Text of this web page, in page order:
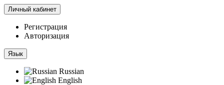
Личный кабинет
Регистрация
Авторизация
Язык
Russian
English